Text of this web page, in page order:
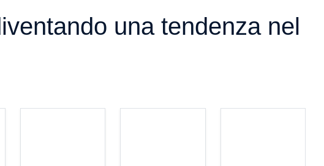
una tendenza nel